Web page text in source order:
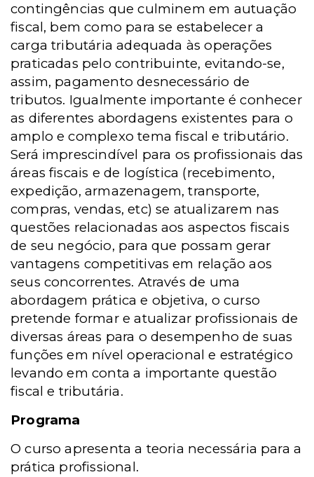
contingências que culminem em autuação
fiscal, bem como para se estabelecer a
carga tributária adequada às operações
praticadas pelo contribuinte, evitando-se,
assim, pagamento desnecessário de
tributos. Igualmente importante é conhecer
as diferentes abordagens existentes para o
amplo e complexo tema fiscal e tributário.
Será imprescindível para os profissionais das
áreas fiscais e de logística (recebimento,
expedição, armazenagem, transporte,
compras, vendas, etc) se atualizarem nas
questões relacionadas aos aspectos fiscais
de seu negócio, para que possam gerar
vantagens competitivas em relação aos
seus concorrentes. Através de uma
abordagem prática e objetiva, o curso
pretende formar e atualizar profissionais de
diversas áreas para o desempenho de suas
funções em nível operacional e estratégico
levando em conta a importante questão
fiscal e tributária.
Programa
O curso apresenta a teoria necessária para a
prática profissional.